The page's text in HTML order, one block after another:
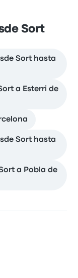
Sort
Sort hasta
a Esterri de
Sort hasta
a Pobla de